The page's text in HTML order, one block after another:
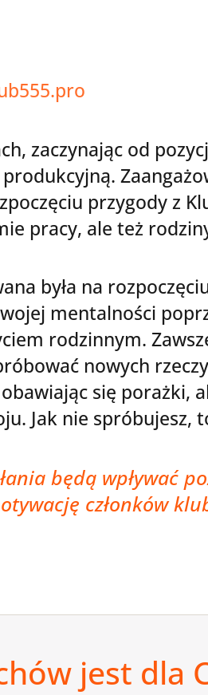
zaczynając od
przygody z
pracy, ale też
była na
mentalności
rodzinnym.
nowych
obawiając się porażki,
Jak nie spróbujesz,
będą wpływać
członków
jest dla